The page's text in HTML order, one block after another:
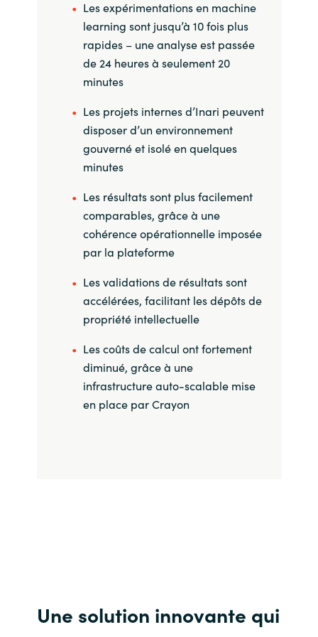
Les expérimentations en machine
learning sont jusqu’à 10 fois plus
rapides – une analyse est passée
de 24 heures à seulement 20
minutes
Les projets internes d’Inari peuvent
disposer d’un environnement
gouverné et isolé en quelques
minutes
Les résultats sont plus facilement
comparables, grâce à une
cohérence opérationnelle imposée
par la plateforme
Les validations de résultats sont
accélérées, facilitant les dépôts de
propriété intellectuelle
Les coûts de calcul ont fortement
diminué, grâce à une
infrastructure auto-scalable mise
en place par Crayon
Une solution innovante qui